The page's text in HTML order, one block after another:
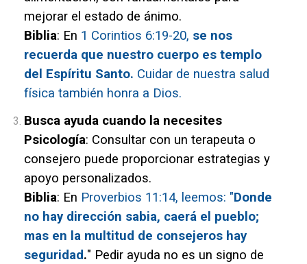
mejorar el estado de ánimo.
Biblia: En 1 Corintios 6:19-20, se nos
recuerda que nuestro cuerpo es templo
del Espíritu Santo. Cuidar de nuestra salud
física también honra a Dios.
Busca ayuda cuando la necesites
Psicología: Consultar con un terapeuta o
consejero puede proporcionar estrategias y
apoyo personalizados.
Biblia: En Proverbios 11:14, leemos: "Donde
no hay dirección sabia, caerá el pueblo;
mas en la multitud de consejeros hay
seguridad." Pedir ayuda no es un signo de